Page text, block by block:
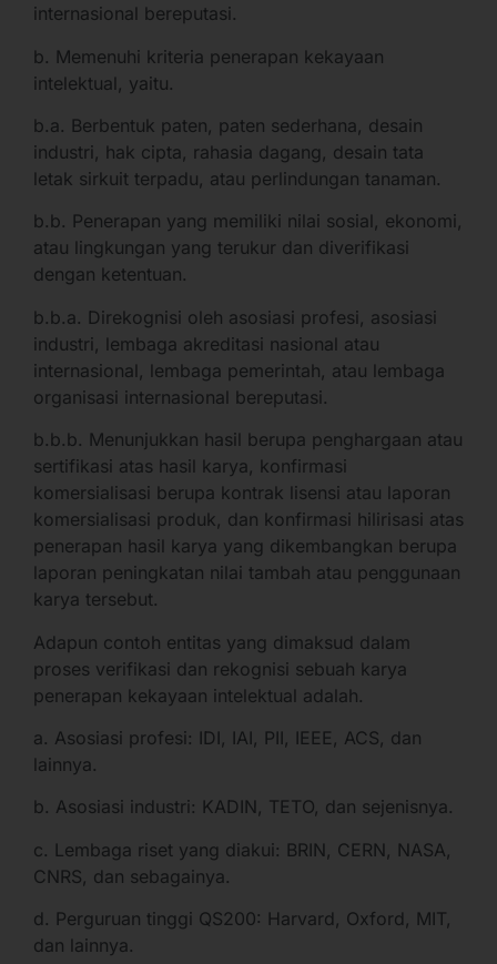
internasional bereputasi.
b. Memenuhi kriteria penerapan kekayaan
intelektual, yaitu.
b.a. Berbentuk paten, paten sederhana, desain
industri, hak cipta, rahasia dagang, desain tata
letak sirkuit terpadu, atau perlindungan tanaman.
b.b. Penerapan yang memiliki nilai sosial, ekonomi,
atau lingkungan yang terukur dan diverifikasi
dengan ketentuan.
b.b.a. Direkognisi oleh asosiasi profesi, asosiasi
industri, lembaga akreditasi nasional atau
internasional, lembaga pemerintah, atau lembaga
organisasi internasional bereputasi.
b.b.b. Menunjukkan hasil berupa penghargaan atau
sertifikasi atas hasil karya, konfirmasi
komersialisasi berupa kontrak lisensi atau laporan
komersialisasi produk, dan konfirmasi hilirisasi atas
penerapan hasil karya yang dikembangkan berupa
laporan peningkatan nilai tambah atau penggunaan
karya tersebut.
Adapun contoh entitas yang dimaksud dalam
proses verifikasi dan rekognisi sebuah karya
penerapan kekayaan intelektual adalah.
a. Asosiasi profesi: IDI, IAI, PII, IEEE, ACS, dan
lainnya.
b. Asosiasi industri: KADIN, TETO, dan sejenisnya.
c. Lembaga riset yang diakui: BRIN, CERN, NASA,
CNRS, dan sebagainya.
d. Perguruan tinggi QS200: Harvard, Oxford, MIT,
dan lainnya.